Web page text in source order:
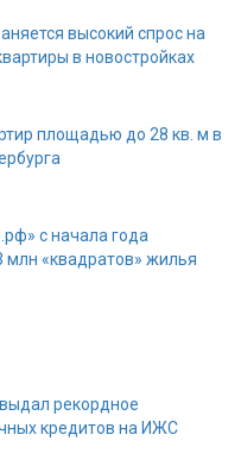
высокий спрос на
в новостройках
площадью до 28 кв. м в
с начала года
млн «квадратов» жилья
рекордное
кредитов на ИЖС